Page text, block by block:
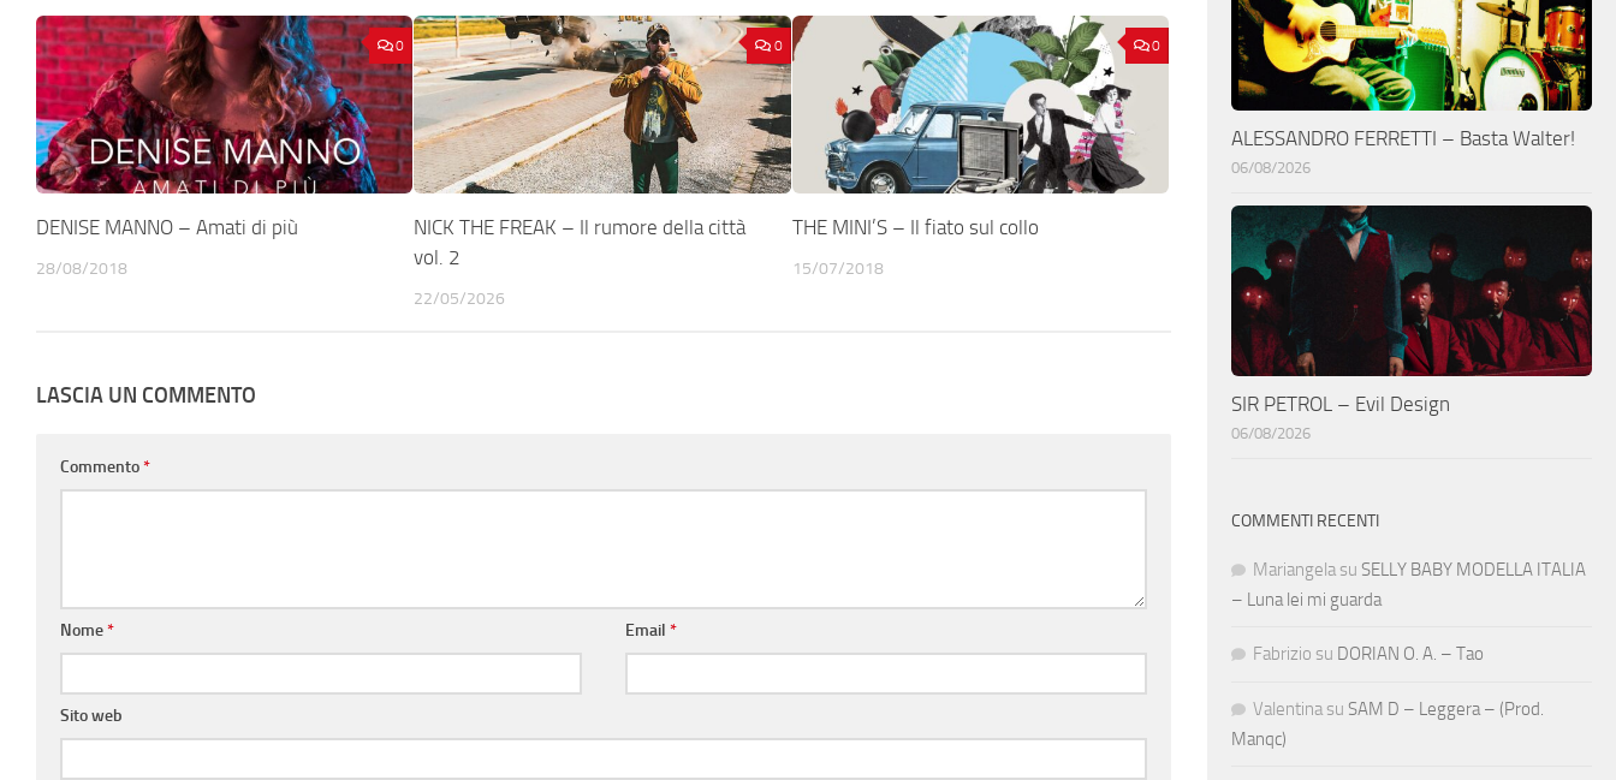
0
DENISE MANNO – Amati di più
28/08/2018
0
NICK THE FREAK – Il rumore della città
vol. 2
22/05/2026
0
THE MINI’S – Il fiato sul collo
15/07/2018
LASCIA UN COMMENTO
Commento*
Nome* Email*
Sito web
ALESSANDRO FERRETTI – Basta Walter!
06/08/2026
SIR PETROL – Evil Design
06/08/2026
COMMENTI RECENTI
Mariangela su SELLY BABY MODELLA ITALIA
– Luna lei mi guarda
Fabrizio su DORIAN O. A. – Tao
Valentina su SAM D – Leggera – (Prod.
Manqc)